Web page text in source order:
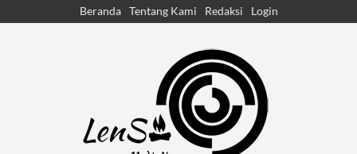
Beranda Tentang Kami Redaksi Login